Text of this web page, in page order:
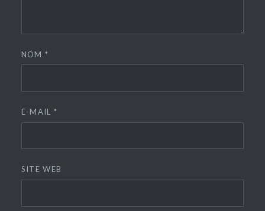
NOM*
E-MAIL *
SITE WEB